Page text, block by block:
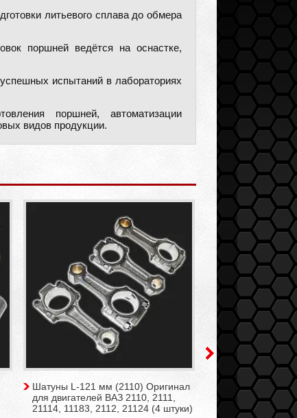
литьевого сплава до обмера
поршней ведётся на оснастке,
испытаний в лабораториях
поршней, автоматизации
видов продукции.
Шатуны L-121 мм (2110) Оригинал
для двигателей ВАЗ 2110, 2111,
21114, 11183, 2112, 21124 (4 штуки)
Комплект
мм PRIMA 1,5-2-
поршня)